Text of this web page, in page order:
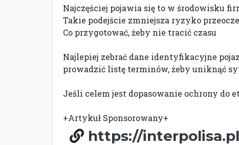
Najczęściej pojawia się to w środowisku
Takie podejście zmniejsza ryzyko
Co przygotować, żeby nie tracić czasu
Najlepiej zebrać dane identyfikacyjne
prowadzić listę terminów, żeby uniknąć
Jeśli celem jest dopasowanie ochrony do
+Artykuł Sponsorowany+
https://